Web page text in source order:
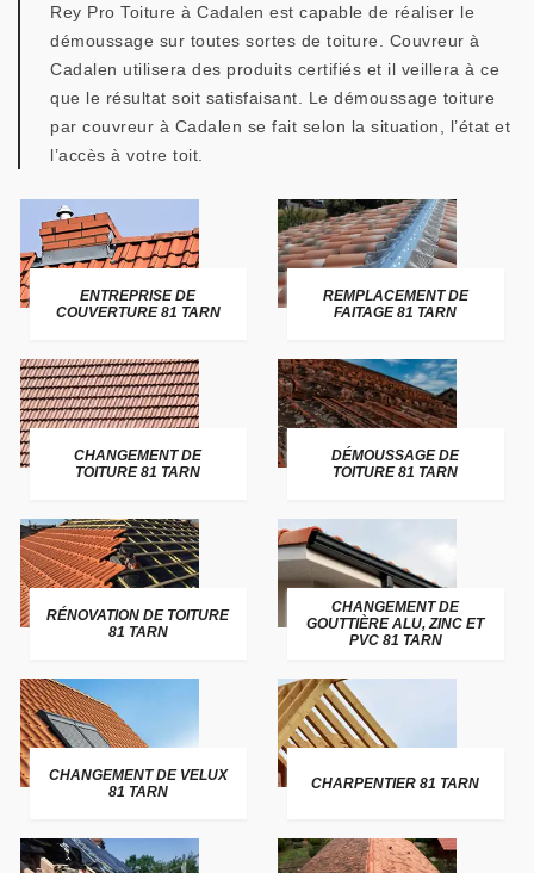
Rey Pro Toiture à Cadalen est capable de réaliser le
démoussage sur toutes sortes de toiture. Couvreur à
Cadalen utilisera des produits certifiés et il veillera à ce
que le résultat soit satisfaisant. Le démoussage toiture
par couvreur à Cadalen se fait selon la situation, l’état et
l’accès à votre toit.
ENTREPRISE DE
COUVERTURE 81 TARN
REMPLACEMENT DE
FAITAGE 81 TARN
CHANGEMENT DE
TOITURE 81 TARN
DÉMOUSSAGE DE
TOITURE 81 TARN
RÉNOVATION DE TOITURE
81 TARN
CHANGEMENT DE
GOUTTIÈRE ALU, ZINC ET
PVC 81 TARN
CHANGEMENT DE VELUX
81 TARN
CHARPENTIER 81 TARN